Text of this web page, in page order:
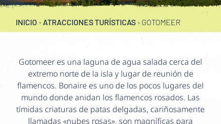
INICIO › ATRACCIONES TURÍSTICAS › GOTOMEER
Gotomeer es una laguna de agua salada cerca del
extremo norte de la isla y lugar de reunión de
flamencos. Bonaire es uno de los pocos lugares del
mundo donde anidan los flamencos rosados. Las
tímidas criaturas de patas delgadas, cariñosamente
llamadas «nubes rosas», son magníficas para